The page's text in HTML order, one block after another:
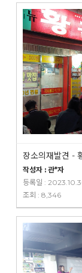
장소의재발견 -
작성자 : 관*자
등록일 :
조회 : 8,346